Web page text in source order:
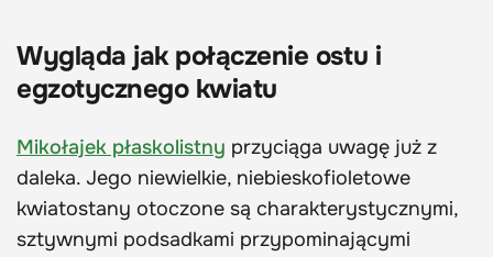
Wygląda jak połączenie ostu i
egzotycznego kwiatu
Mikołajek płaskolistny przyciąga uwagę już z
daleka. Jego niewielkie, niebieskofioletowe
kwiatostany otoczone są charakterystycznymi,
sztywnymi podsadkami przypominającymi